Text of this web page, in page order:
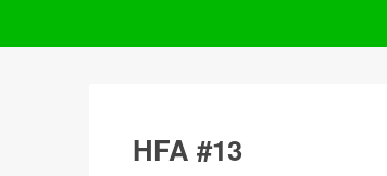
HFA #13